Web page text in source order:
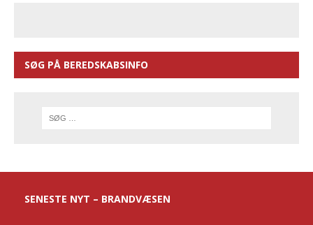
SØG PÅ BEREDSKABSINFO
SENESTE NYT – BRANDVÆSEN